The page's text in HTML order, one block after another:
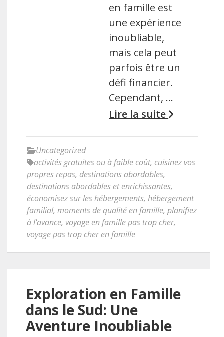
en famille est
une expérience
inoubliable,
mais cela peut
parfois être un
défi financier.
Cependant, …
Lire la suite
Uncategorized
activités gratuites ou à faible coût, cuisinez vos
propres repas, destinations abordables,
destinations abordables et enrichissantes,
économisez sur les hébergements, hébergement
familial, moments de qualité en famille, planifiez
à l'avance, voyage en famille pas trop cher,
voyage pas trop cher en famille
Exploration en Famille
dans le Sud: Une
Aventure Inoubliable